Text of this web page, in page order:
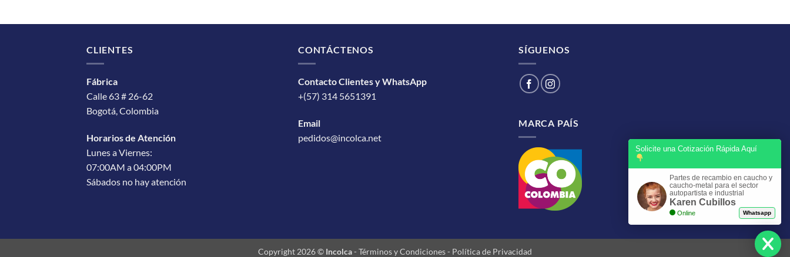
CLIENTES
Fábrica
Calle 63 # 26-62
Bogotá, Colombia
Horarios de Atención
Lunes a Viernes:
07:00AM a 04:00PM
Sábados no hay atención
CONTÁCTENOS
Contacto Clientes y WhatsApp
+(57) 314 5651391
Email
pedidos@incolca.net
SÍGUENOS
MARCA PAÍS
Copyright 2026 © Incolca- Términos y Condiciones- Política de Privacidad
Solicite una Cotización Rápida Aquí
Partes de recambio en caucho y
caucho-metal para el sector
autopartista e industrial
Karen Cubillos
Online Whatsapp